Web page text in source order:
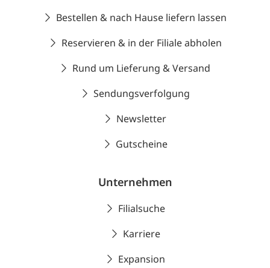
Bestellen & nach Hause liefern lassen
Reservieren & in der Filiale abholen
Rund um Lieferung & Versand
Sendungsverfolgung
Newsletter
Gutscheine
Unternehmen
Filialsuche
Karriere
Expansion